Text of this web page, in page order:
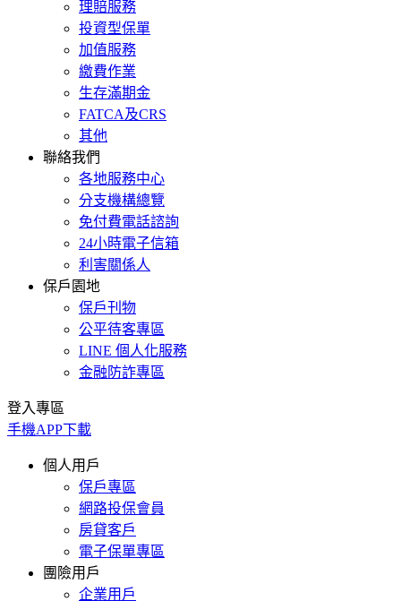
理賠服務
投資型保單
加值服務
繳費作業
生存滿期金
FATCA及CRS
其他
聯絡我們
各地服務中心
分支機構總覽
免付費電話諮詢
24小時電子信箱
利害關係人
保戶園地
保戶刊物
公平待客專區
LINE 個人化服務
金融防詐專區
登入專區
手機APP下載
個人用戶
保戶專區
網路投保會員
房貸客戶
電子保單專區
團險用戶
企業用戶